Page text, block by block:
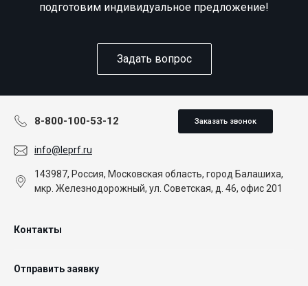
подготовим индивидуальное предложение!
Задать вопрос
8-800-100-53-12 Заказать звонок
info@leprf.ru
143987, Россия, Московская область, город Балашиха,
мкр. Железнодорожный, ул. Советская, д. 46, офис 201
Контакты
Отправить заявку